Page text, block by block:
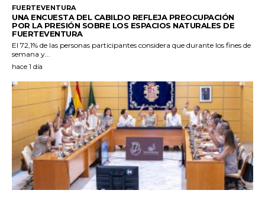
FUERTEVENTURA
UNA ENCUESTA DEL CABILDO REFLEJA PREOCUPACIÓN
POR LA PRESIÓN SOBRE LOS ESPACIOS NATURALES DE
FUERTEVENTURA
El 72,1% de las personas participantes considera que durante los fines de
semana y...
hace 1 día